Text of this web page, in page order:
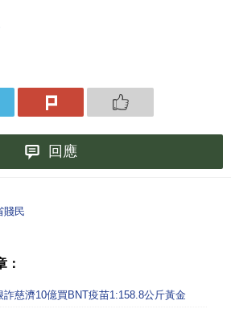
回應
賤民
：
慈濟10億買BNT疫苗1:158.8公斤黃金